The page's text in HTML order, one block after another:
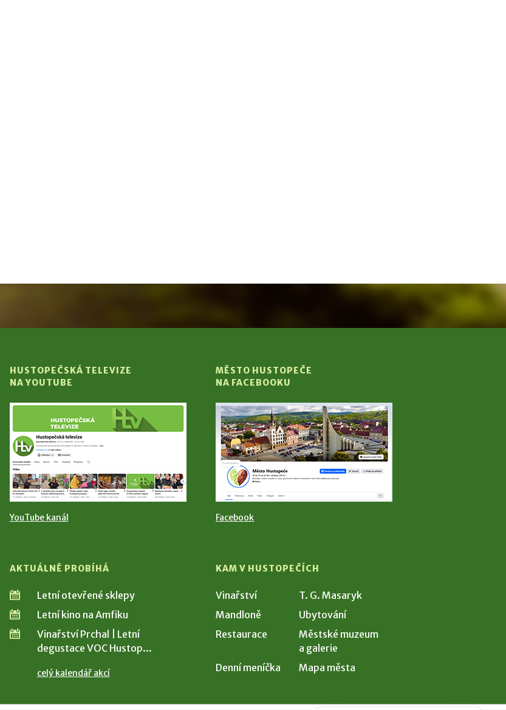
HUSTOPEČSKÁ TELEVIZE
NA YOUTUBE
YouTube kanál
MĚSTO HUSTOPEČE
NA FACEBOOKU
Facebook
AKTUÁLNĚ PROBÍHÁ
Letní otevřené sklepy
Letní kino na Amfiku
Vinařství Prchal | Letní
degustace VOC Hustop...
celý kalendář akcí
KAM V HUSTOPEČÍCH
Vinařství
T. G. Masaryk
Mandloně
Ubytování
Restaurace
Městské muzeum
a galerie
Denní meníčka
Mapa města